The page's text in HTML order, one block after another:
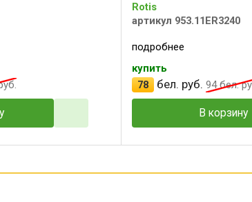
Rotis
артикул 953.11ER3240
подробнее
купить
78
бел. руб. 94бел.
В корзину